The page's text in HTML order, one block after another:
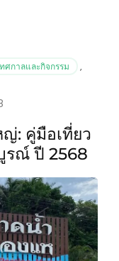
ทศกาลและกิจกรรม
,
: คู่มือเที่ยว
รณ์ ปี 2568